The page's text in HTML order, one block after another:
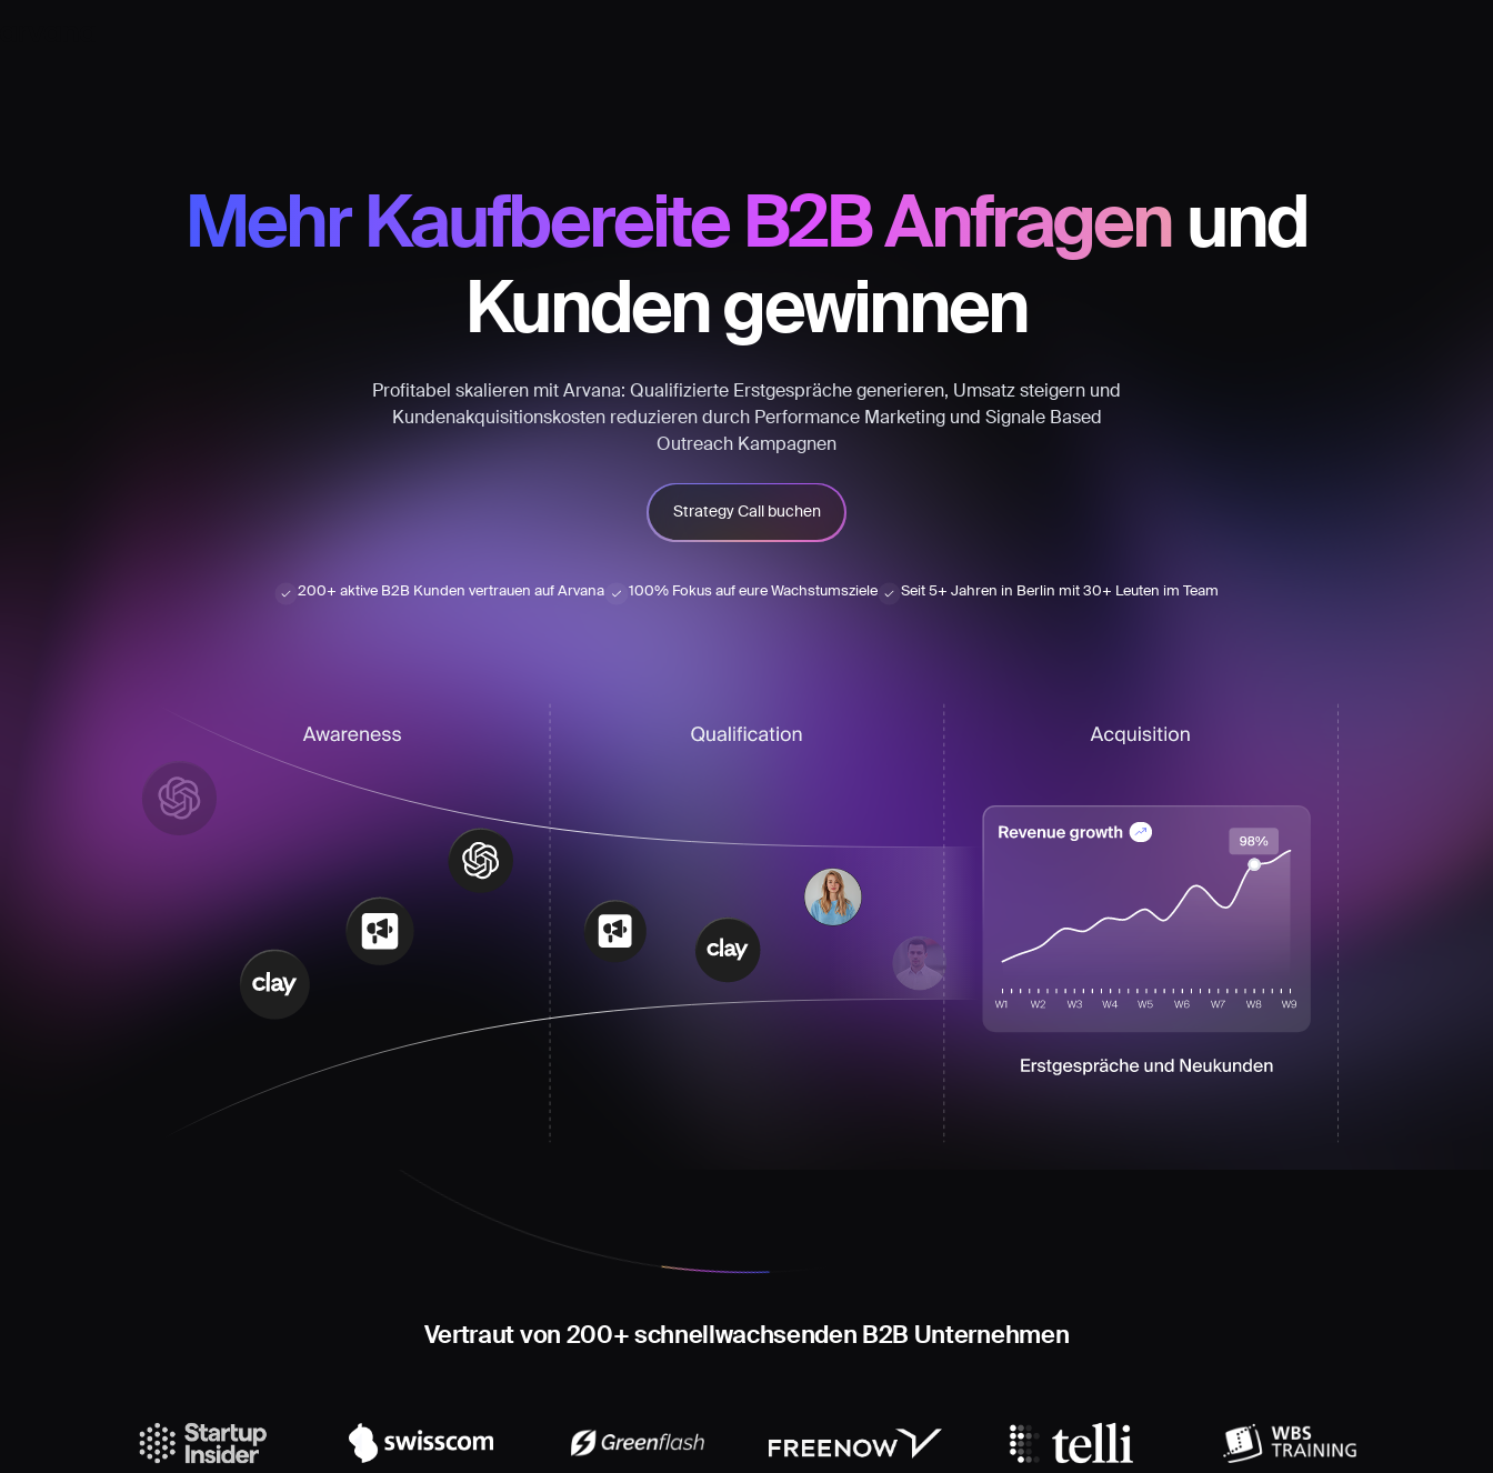
Mehr Kaufbereite B2B Anfragen und
Kunden gewinnen
Profitabel skalieren mit Arvana: Qualifizierte Erstgespräche generieren, Umsatz steigern und
Kundenakquisitionskosten reduzieren durch Performance Marketing und Signale Based
Outreach Kampagnen
Strategy Call buchen
200+ aktive B2B Kunden vertrauen auf Arvana 100% Fokus auf eure Wachstumsziele Seit 5+ Jahren in Berlin mit 30+ Leuten im Team
Vertraut von 200+ schnellwachsenden B2B Unternehmen